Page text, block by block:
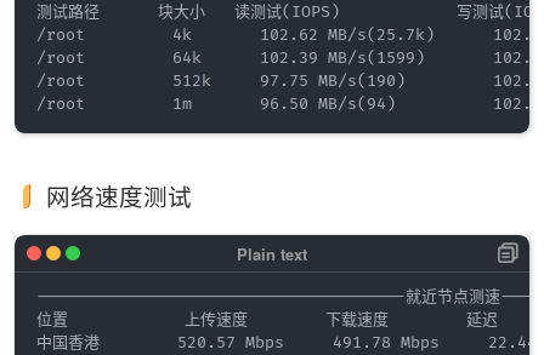
测试路径      块大小   读测试(IOPS)            写测试
/root         4k       102.62 MB/s(25.7k)      102.89
/root         64k      102.39 MB/s(1599)       102.93
/root         512k     97.75 MB/s(190)         102.94
网络速度测试
--------------------------------------就近节点测
位置            上传速度        下载速度        延迟
中国香港        520.57 Mbps     491.78 Mbps